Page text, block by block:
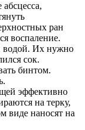
ран
воспаление.
водой. Их нужно
сок.
бинтом.
эффективно
на терку,
виде наносят на